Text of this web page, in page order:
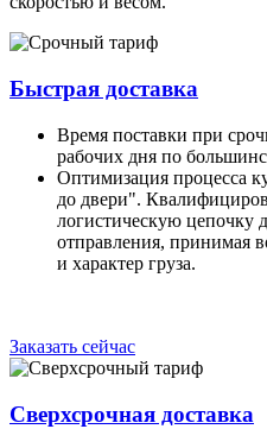
Быстрая доставка
Время поставки при
рабочих дня по
Оптимизация процесса
до двери".
логистическую цепочку
отправления, принимая
и характер груза.
Заказать сейчас
Сверхсрочная доставка